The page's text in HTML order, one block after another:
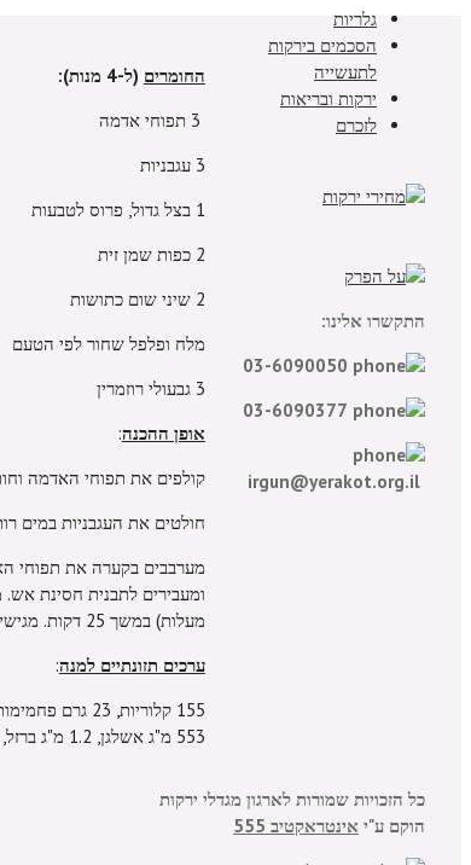
החומרים (ל-4 מנות):
3 עגבניות
1 בצל גדול, פרוס לטבעות
2 כפות שמן זית
2 שיני שום כתושות
מלח ופלפל שחור לפי הטעם
3 גבעולי רוזמרין
אופן ההכנה:
קולפים את תפוחי האדמה
חולטים את העגבניות במים
מערבבים בקערה את תפוחי
מעלות) במשך 25 דקות. מגישים מיד.
ערכים תזונתיים למנה:
553 מ"ג אשלגן, 1.2 מ"ג ברזל, 35 מ"ג מגנזיום, 20 מ"ג ויטמין סי, 1 מ"ג ויטמין אי.
גלריות
הסכמים בירקות
לתעשייה
ירקות ובריאות
לזכרם
התקשרו אלינו:
כל הזכויות שמורות לארגון מגדלי ירקות
הוקם ע"י אינטראקטיב 555